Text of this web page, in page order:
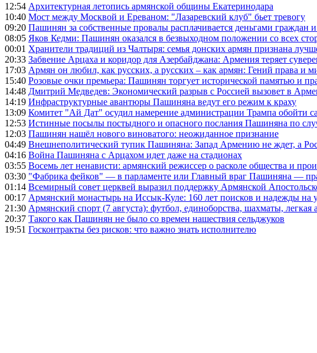
12:54 Архитектурная летопись армянской общины Екатеринодара
10:40 Мост между Москвой и Ереваном: "Лазаревский клуб" бьет тревогу
09:20 Пашинян за собственные провалы расплачивается деньгами граждан
08:05 Яков Кедми: Пашинян оказался в безвыходном положении со всех
00:01 Хранители традиций из Чалтыря: семья донских армян признана
20:33 Забвение Арцаха и коридор для Азербайджана: Армения теряет
17:03 Армян он любил, как русских, а русских – как армян: Гений права и
15:40 Розовые очки премьера: Пашинян торгует исторической памятью и
14:48 Дмитрий Медведев: Экономический разрыв с Россией вызовет в
14:19 Инфраструктурные авантюры Пашиняна ведут его режим к краху
13:09 Комитет "Ай Дат" осудил намерение администрации Трампа обойти
12:53 Истинные посылы постыдного и опасного послания Пашиняна по
12:03 Пашинян нашёл нового виноватого: неожиданное признание
04:49 Внешнеполитический тупик Пашиняна: Запад Армению не ждет, а
04:16 Война Пашиняна с Арцахом идет даже на стадионах
03:55 Восемь лет ненависти: армянский режиссер о расколе общества и
03:30 "Фабрика фейков" — в парламенте или Главный враг Пашиняна —
01:14 Всемирный совет церквей выразил поддержку Армянской
00:17 Армянский монастырь на Иссык-Куле: 160 лет поисков и надежды на
21:30 Армянский спорт (7 августа): футбол, единоборства, шахматы, легкая
20:37 Такого как Пашинян не было со времен нашествия сельджуков
19:51 Госконтракты без рисков: что важно знать исполнителю